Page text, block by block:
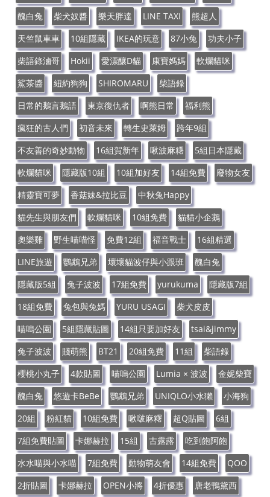
醜白兔
柴犬奴醬 樂天胖達 LINE TAXI
熊超人
天竺鼠車車
10組隱藏 IKEA的玩意 87小兔
功夫小子
柴語錄滷哥
Hokii 愛漂釀D貓 康寶媽媽
軟爛貓咪
鯊茶醬
紐約狗狗 SHIROMARU
柴語錄
日常的鵝言鵝語
東京復仇者 啊熊日常
福利熊
瘋狂的古人們
初音未來 轉生史萊姆
跨年9組
不友善的奇妙動物
16組賀新年 啾波麻糬
5組日本隱藏
軟爛貓咪
隱藏版10組 10組加好友 14組免費
廢物女友
精靈寶可夢
香菇妹&拉比豆
中秋兔Happy
貓先生與朋友們
軟爛貓咪 10組免費
貓貓小企鵝
奧樂雞
野生喵喵怪 免費12組 福音戰士
16組精選
LINE旅遊
鸚鵡兄弟 壞壞貓波仔與小跟班
醜白兔
隱藏版5組
兔子波波 17組免費 yurukuma
隱藏版7組
18組免費
兔包與兔媽 YURU USAGI
柴犬皮皮
喵嗚公園
5組隱藏貼圖 14組只要加好友
tsai&jimmy
兔子波波
賤萌熊 BT21 20組免費 11組
柴語錄
櫻桃小丸子
4款貼圖 喵嗚公園 Lumia × 波波
金妮柴寶
醜白兔
悠遊卡BeBe 鸚鵡兄弟 UNIQLO小水獺
小海狗
20組
粉紅貓 10組免費 啾啵麻糬 超Q貼圖
6組
7組免費貼圖
卡娜赫拉 15組 古露露
吃到飽阿飽
水水喵與小水喵
7組免費 動物萌友會 14組免費
QOO
2折貼圖
卡娜赫拉 OPEN小將 4折優惠
唐老鴨黛西